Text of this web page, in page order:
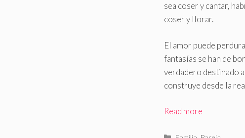
sea coser y cantar,
coser y llorar.
El amor puede
fantasías se han de
verdadero destinado
construye desde la
Read more